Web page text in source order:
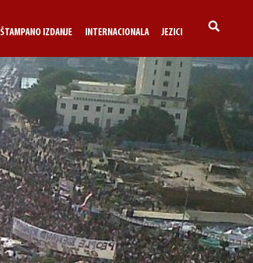
ŠTAMPANO IZDANJE INTERNACIONALA JEZICI